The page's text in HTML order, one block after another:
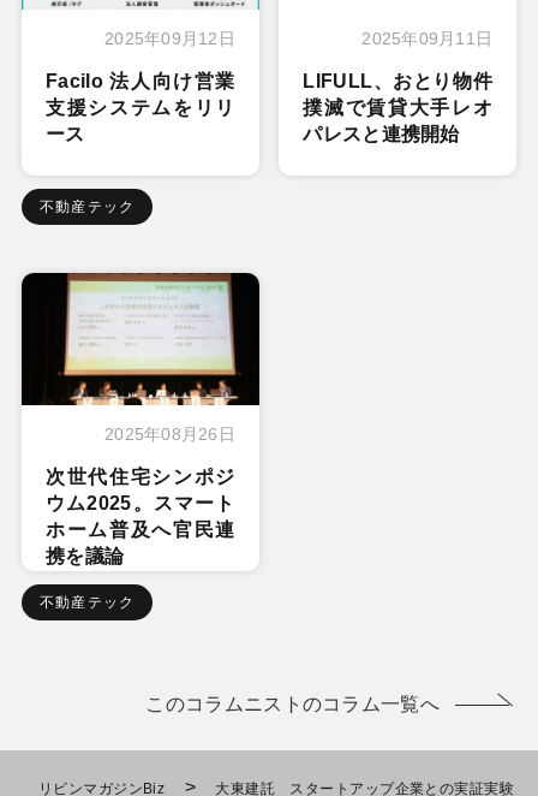
2025年09月12日
Facilo 法人向け営業
支援システムをリリ
ース
不動産テック
2025年09月11日
LIFULL、おとり物件
撲滅で賃貸大手レオ
パレスと連携開始
2025年08月26日
次世代住宅シンポジ
ウム2025。スマート
ホーム普及へ官民連
携を議論
不動産テック
このコラムニストのコラム一覧へ
リビンマガジンBiz > 大東建託 スタートアップ企業との実証実験